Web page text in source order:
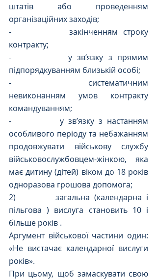
штатів або проведенням
організаційних заходів;
-           закінченням строку
контракту;
-           у зв’язку з прямим
підпорядкуванням близькій особі;
-           систематичним
невиконанням умов контракту
командуванням;
-           у зв’язку з настанням
особливого періоду та небажанням
продовжувати військову службу
військовослужбовцем-жінкою, яка
має дитину (дітей) віком до 18 років
одноразова грошова допомога;
2)         загальна (календарна і
пільгова ) вислуга становить 10 і
більше років .
Аргумент військової частини один:
«Не вистачає календарної вислуги
років».
При цьому, щоб замаскувати свою